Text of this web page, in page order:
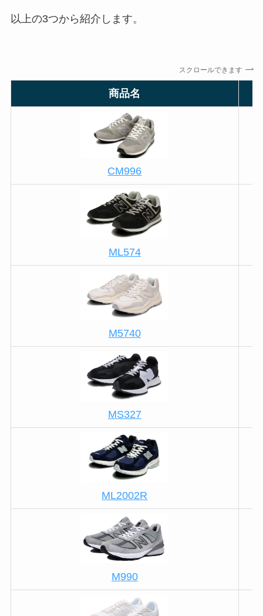
以上の3つから紹介します。
スクロールできます
商品名
CM996
ML574
M5740
MS327
ML2002R
M990